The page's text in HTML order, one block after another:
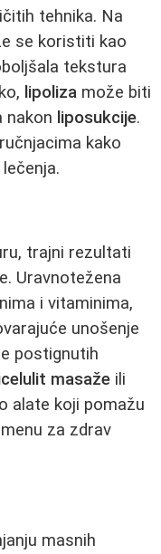
tehnika. Na
se koristiti kao
tekstura
lipoliza može biti
nakon liposukcije.
kako
trajni rezultati
Uravnotežena
i vitaminima,
unošenje
postignutih
masaže ili
alate koji pomažu
za zdrav
masnih